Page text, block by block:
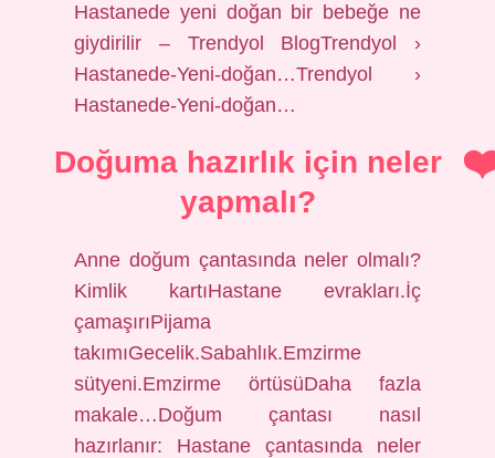
Hastanede yeni doğan bir bebeğe ne
giydirilir – Trendyol BlogTrendyol ›
Hastanede-Yeni-doğan…Trendyol ›
Hastanede-Yeni-doğan…
Doğuma hazırlık için neler
yapmalı?
Anne doğum çantasında neler olmalı?
Kimlik kartıHastane evrakları.İç
çamaşırıPijama
takımıGecelik.Sabahlık.Emzirme
sütyeni.Emzirme örtüsüDaha fazla
makale…Doğum çantası nasıl
hazırlanır: Hastane çantasında neler